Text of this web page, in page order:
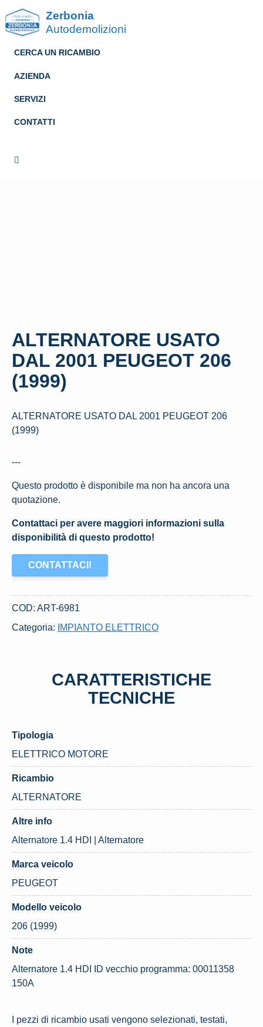
Zerbonia
Autodemolizioni
CERCA UN RICAMBIO
AZIENDA
SERVIZI
CONTATTI
ALTERNATORE USATO
DAL 2001 PEUGEOT 206
(1999)
ALTERNATORE USATO DAL 2001 PEUGEOT 206
(1999)
---
Questo prodotto è disponibile ma non ha ancora una
quotazione.
Contattaci per avere maggiori informazioni sulla
disponibilità di questo prodotto!
CONTATTACI!
COD: ART-6981
Categoria:
IMPIANTO ELETTRICO
CARATTERISTICHE
TECNICHE
Tipologia
ELETTRICO MOTORE
Ricambio
ALTERNATORE
Altre info
Alternatore 1.4 HDI | Alternatore
Marca veicolo
PEUGEOT
Modello veicolo
206 (1999)
Note
Alternatore 1.4 HDI ID vecchio programma: 00011358
150A
I pezzi di ricambio usati vengono selezionati, testati,